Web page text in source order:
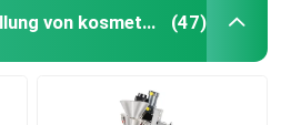
Maschine zur Herstellung von kosmetischen Pulvern (47)